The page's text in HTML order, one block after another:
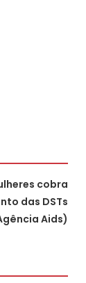
cobra
das DSTs
Aids)